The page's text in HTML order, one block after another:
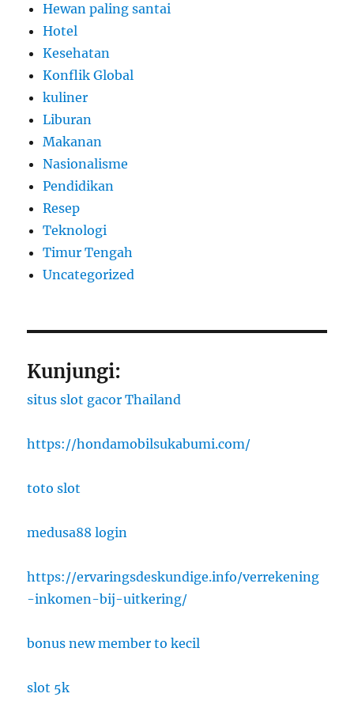
Hewan paling santai
Hotel
Kesehatan
Konflik Global
kuliner
Liburan
Makanan
Nasionalisme
Pendidikan
Resep
Teknologi
Timur Tengah
Uncategorized
Kunjungi:
situs slot gacor Thailand
https://hondamobilsukabumi.com/
toto slot
medusa88 login
https://ervaringsdeskundige.info/verrekening
-inkomen-bij-uitkering/
bonus new member to kecil
slot 5k